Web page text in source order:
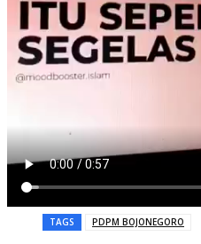
TAGS PDPM BOJONEGORO